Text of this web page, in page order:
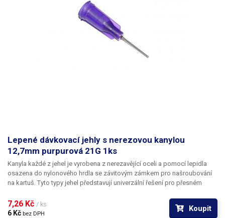
Lepené dávkovací jehly s nerezovou kanylou
12,7mm purpurová 21G 1ks
Kanyla každé z jehel je vyrobena z nerezavějící oceli a pomocí lepidla
osazena do nylonového hrdla se závitovým zámkem pro našroubování
na kartuš. Tyto typy jehel představují univerzální řešení pro přesném
silikony, epoxidy, lepidla... Každá z jehel je vybavena dvojitým závitem a
zámkovým systémem ke spolehlivému a rychlému uchycení
7,26 Kč / ks
6 Kč bez DPH
Koupit